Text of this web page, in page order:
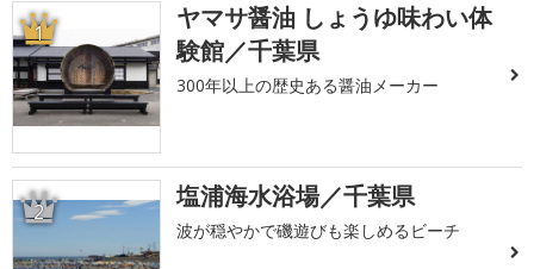
1
ヤマサ醤油 しょうゆ味わい体
験館／千葉県
300年以上の歴史ある醤油メーカー
2 塩浦海水浴場／千葉県
波が穏やかで磯遊びも楽しめるビーチ